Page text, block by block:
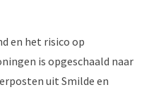
en het risico op
is opgeschaald naar
uit Smilde en